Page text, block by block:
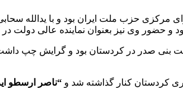
مرکزی حزب ملت ایران بود و با یدالله
نیز بعنوان نماینده عالی دولت در کردستان
بنی صدر در کردستان بود و گرایش چپ
“ناصر ارسطو